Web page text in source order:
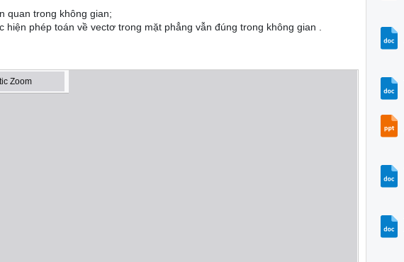
quan trong không gian;
phép toán về vectơ trong mặt phẳng vẫn đúng trong không gian .